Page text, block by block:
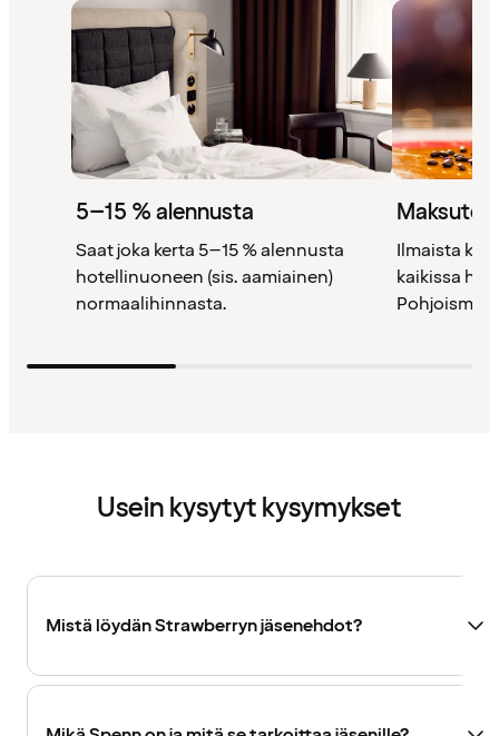
5–15 % alennusta
Saat joka kerta 5–15 % alennusta
hotellinuoneen (sis. aamiainen)
normaalihinnasta.
Ilmaista
kaikissa
Usein kysytyt kysymykset
Mistä löydän Strawberryn jäsenehdot?